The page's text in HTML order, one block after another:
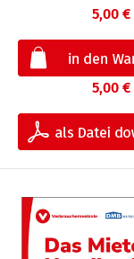
5,00 €
5,00 €